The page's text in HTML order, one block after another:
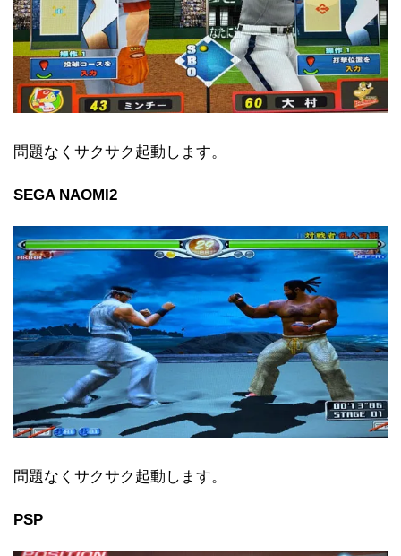
問題なくサクサク起動します。
SEGA NAOMI2
問題なくサクサク起動します。
PSP